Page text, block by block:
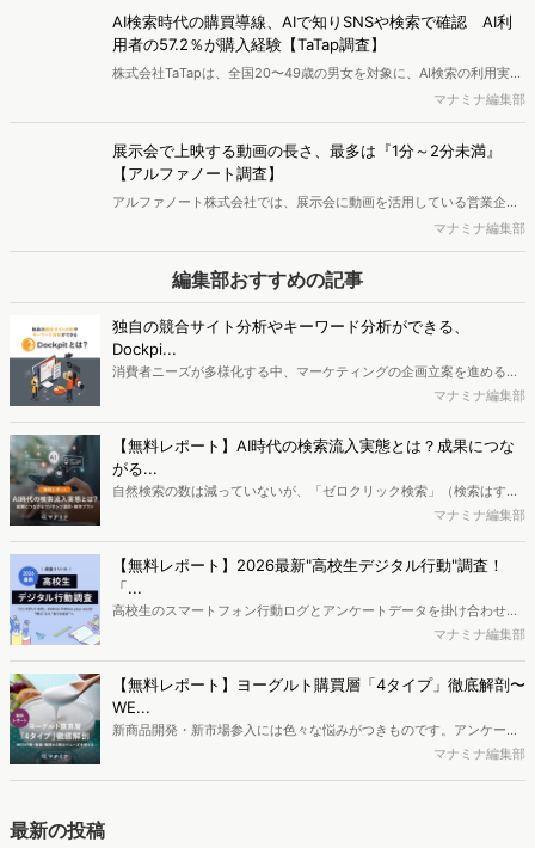
AI検索時代の購買導線、AIで知りSNSや検索で確認 AI利
用者の57.2％が購入経験【TaTap調査】
株式会社TaTapは、全国20〜49歳の男女を対象に、AI検索の利用実態
と、AIで知った商品をどこで確かめているかを調査し、結果を公開し
ました。
マナミナ編集部
展示会で上映する動画の長さ、最多は『1分～2分未満』
【アルファノート調査】
アルファノート株式会社では、展示会に動画を活用している営業企
画・マーケティング担当者を対象に、展示会における動画活用の実態
調査を実施し、結果を公開しました。
マナミナ編集部
編集部おすすめの記事
独自の競合サイト分析やキーワード分析ができる、
Dockpi...
消費者ニーズが多様化する中、マーケティングの企画立案を進める上
で、競合分析や消費者分析の重要性がより高まっています。Web行動
データを活用し、Web上の消費者行動を起点とした競合サイト分析や
消費者分析が可能です。今回はDockpitならではの利便性の高い機能
や活用方法を解説します。
マナミナ編集部
【無料レポート】AI時代の検索流入実態とは？成果につな
がる...
自然検索の数は減っていないが、「ゼロクリック検索」（検索はする
がページには流入しない）の割合が増加しているのが、AI時代の検索
か、また、要因を理解した上で、成果に確実につながるコンテンツを
制作するにはどうするべきなのでしょうか。本レポートはこのような
疑問をお抱えのSEO・Webマーケティングご担当者様におすすめの内
容となっています。※本レポートは記事のフォームから無料でダウン
マナミナ編集部
【無料レポート】2026最新"高校生デジタル行動"調査！
「...
高校生のスマートフォン行動ログとアンケートデータを掛け合わせ、
最新の若年層（高校生）におけるデジタル行動実態やSNSの利用傾向
ち、スマートフォンを取り巻く環境が成熟するなか、新興SNSの台頭
により高校生のデジタルライフスタイルは新たな変化を見せていま
す。※資料は記事内の入力フォームより、ダウンロードいただけま
マナミナ編集部
【無料レポート】ヨーグルト購買層「4タイプ」徹底解剖〜
WE...
新商品開発・新市場参入には色々な悩みがつきものです。アンケート
調査を実施しても、購買実態が不透明、新商品の受容性も判断しきれ
マナミナ編集部
最新の投稿